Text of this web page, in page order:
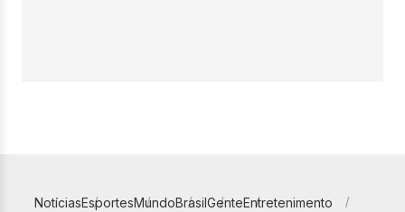
NotíciasEsportesMundoBrasilGenteEntretenimento